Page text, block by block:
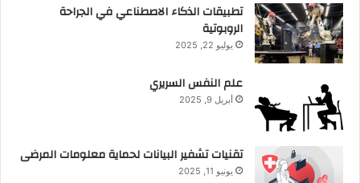
تطبيقات الذكاء الاصطناعي في الجراحة
الروبوتية
يوليو 22, 2025
علم النفس السريري
أبريل 9, 2025
تقنيات تشفير البيانات لحماية معلومات المرضى
يونيو 11, 2025